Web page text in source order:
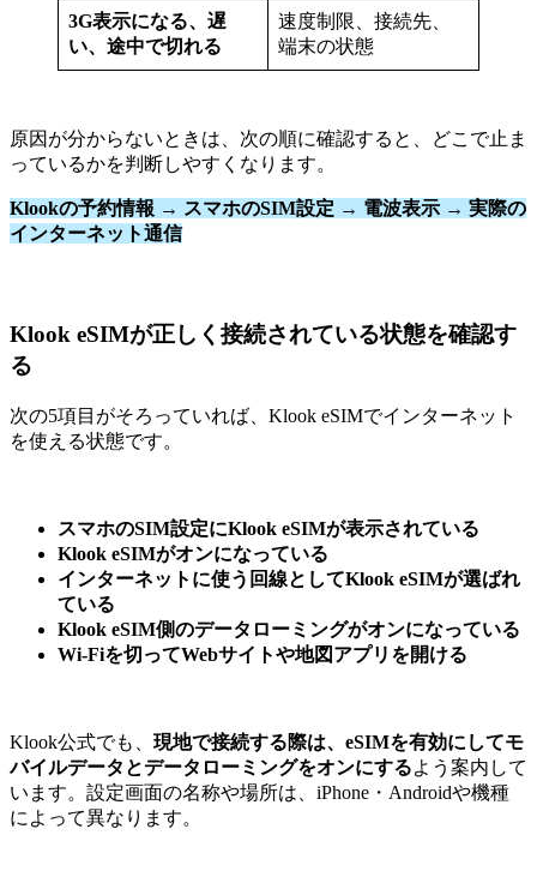
3G表示になる、遅
い、途中で切れる
速度制限、接続先、
端末の状態
原因が分からないときは、次の順に確認すると、どこで止ま
っているかを判断しやすくなります。
Klookの予約情報 → スマホのSIM設定 → 電波表示 → 実際の
インターネット通信
Klook eSIMが正しく接続されている状態を確認す
る
次の5項目がそろっていれば、Klook eSIMでインターネット
を使える状態です。
スマホのSIM設定にKlook eSIMが表示されている
Klook eSIMがオンになっている
インターネットに使う回線としてKlook eSIMが選ばれ
ている
Klook eSIM側のデータローミングがオンになっている
Wi-Fiを切ってWebサイトや地図アプリを開ける
Klook公式でも、 現地で接続する際は、eSIMを有効にしてモ
バイルデータとデータローミングをオンにするよう案内して
います。設定画面の名称や場所は、iPhone・Androidや機種
によって異なります。